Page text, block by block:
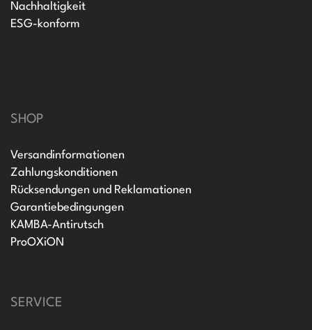
Nachhaltigkeit
ESG-konform
SHOP
Versandinformationen
Zahlungskonditionen
Rücksendungen und Reklamationen
Garantiebedingungen
KAMBA-Antirutsch
ProOXiON
SERVICE